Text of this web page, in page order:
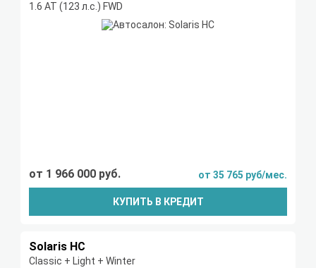
1.6 AT (123 л.с.) FWD
от 1 966 000 руб. от 35 765 руб/мес.
КУПИТЬ В КРЕДИТ
Solaris HC
Classic + Light + Winter